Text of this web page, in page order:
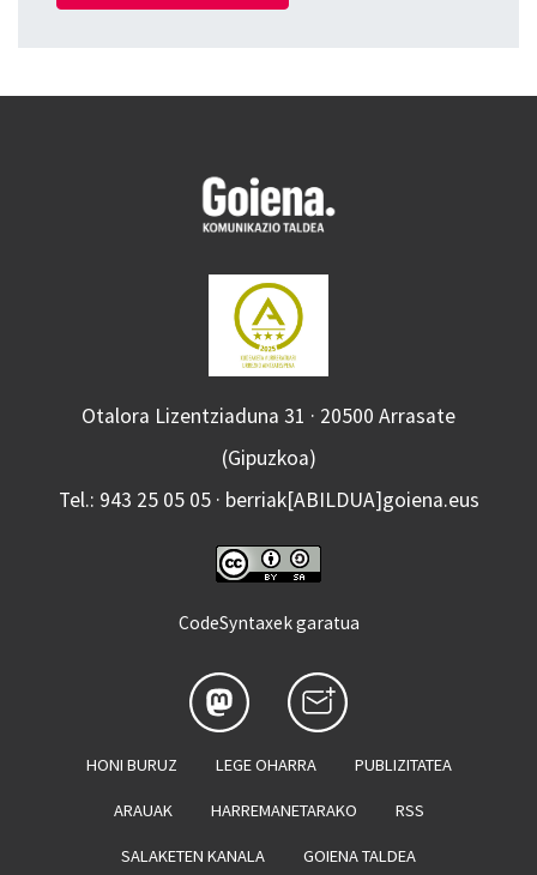
Otalora Lizentziaduna 31 · 20500 Arrasate
(Gipuzkoa)
Tel.: 943 25 05 05 · berriak[ABILDUA]goiena.eus
CodeSyntaxek garatua
HONI BURUZ LEGE OHARRA PUBLIZITATEA
ARAUAK HARREMANETARAKO RSS
SALAKETEN KANALA GOIENA TALDEA